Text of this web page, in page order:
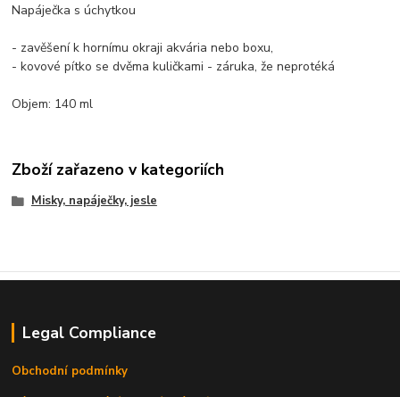
Napáječka s úchytkou
- zavěšení k hornímu okraji akvária nebo boxu,
- kovové pítko se dvěma kuličkami - záruka, že neprotéká
Objem: 140 ml
Zboží zařazeno v kategoriích
Misky, napáječky, jesle
Legal Compliance
Obchodní podmínky